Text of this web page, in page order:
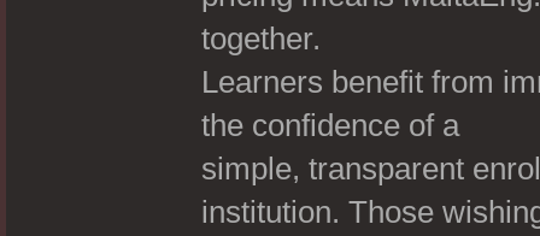
together.
Learners benefit from
the confidence of a
simple, transparent
institution. Those